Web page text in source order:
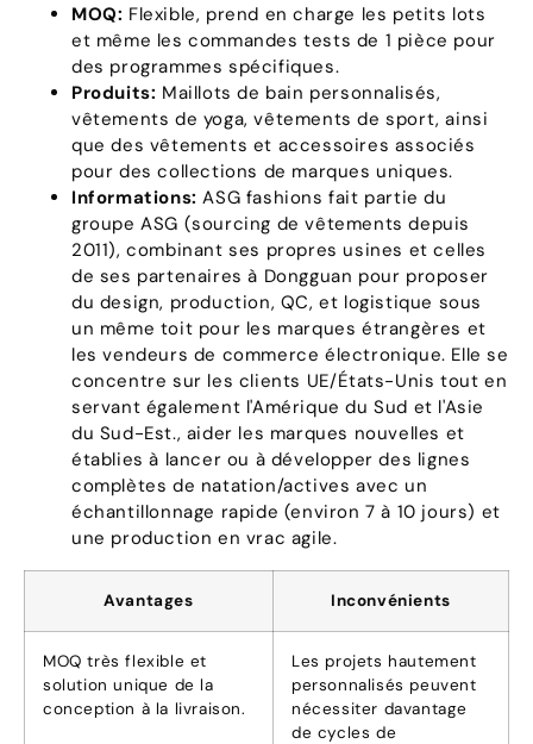
MOQ: Flexible, prend en charge les petits lots
et même les commandes tests de 1 pièce pour
des programmes spécifiques.
Produits: Maillots de bain personnalisés,
vêtements de yoga, vêtements de sport, ainsi
que des vêtements et accessoires associés
pour des collections de marques uniques.
Informations: ASG fashions fait partie du
groupe ASG (sourcing de vêtements depuis
2011), combinant ses propres usines et celles
de ses partenaires à Dongguan pour proposer
du design, production, QC, et logistique sous
un même toit pour les marques étrangères et
les vendeurs de commerce électronique. Elle se
concentre sur les clients UE/États-Unis tout en
servant également l'Amérique du Sud et l'Asie
du Sud-Est., aider les marques nouvelles et
établies à lancer ou à développer des lignes
complètes de natation/actives avec un
échantillonnage rapide (environ 7 à 10 jours) et
une production en vrac agile.
Avantages Inconvénients
MOQ très flexible et
solution unique de la
conception à la livraison.
Les projets hautement
personnalisés peuvent
nécessiter davantage
de cycles de